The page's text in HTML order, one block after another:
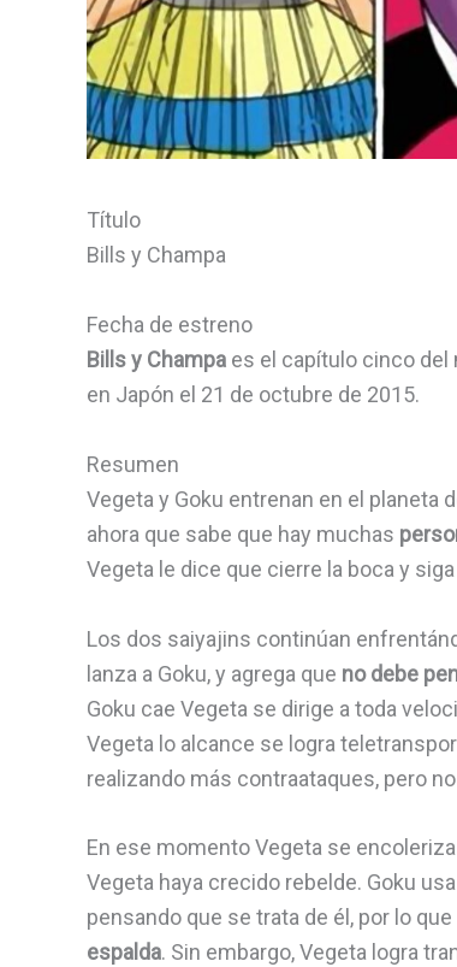
Título
Bills y Champa
Fecha de estreno
Bills y Champa es el capítulo cinco del
en Japón el 21 de octubre de 2015.
Resumen
Vegeta y Goku entrenan en el planeta
ahora que sabe que hay muchas
Vegeta le dice que cierre la boca y
Los dos saiyajins continúan
lanza a Goku, y agrega que no debe
Goku cae Vegeta se dirige a toda
Vegeta lo alcance se logra
realizando más contraataques, pero
En ese momento Vegeta se
Vegeta haya crecido rebelde. Goku
pensando que se trata de él, por lo
espalda. Sin embargo, Vegeta logra